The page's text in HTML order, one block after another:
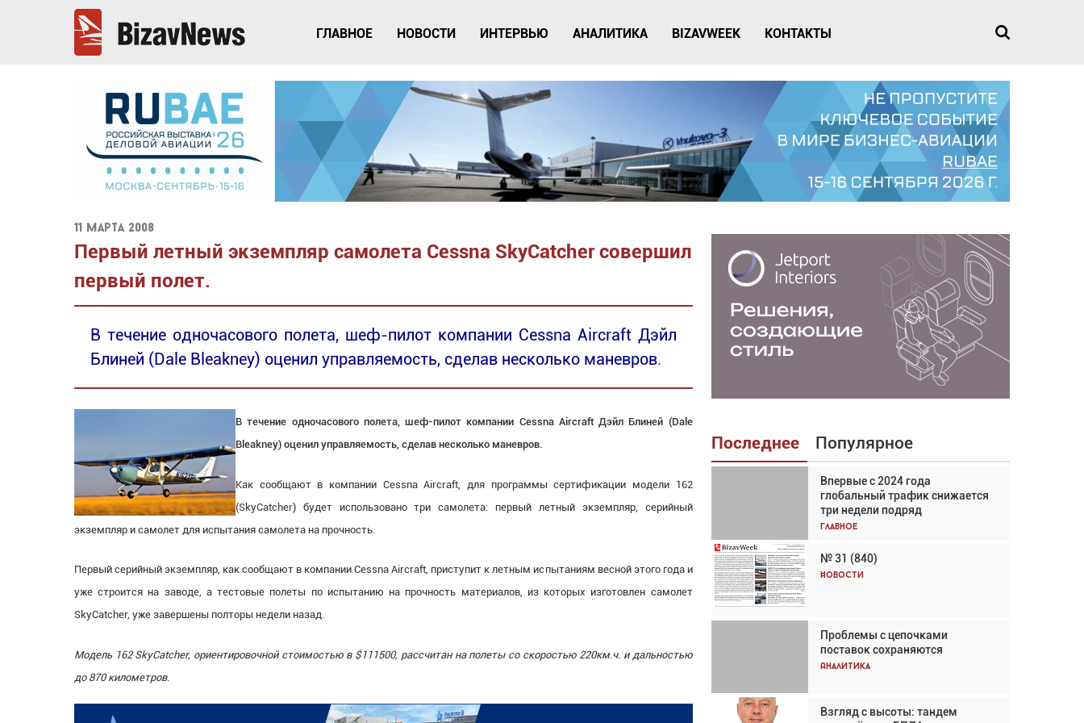
ГЛАВНОЕ НОВОСТИ ИНТЕРВЬЮ АНАЛИТИКА BIZAVWEEK КОНТАКТЫ
11 марта 2008
Первый летный экземпляр самолета Cessna SkyCatcher совершил
первый полет.
В течение одночасового полета, шеф-пилот компании Cessna Aircraft Дэйл
Блиней (Dale Bleakney) оценил управляемость, сделав несколько маневров.
В течение одночасового полета, шеф-пилот компании Cessna Aircraft Дэйл Блиней (Dale
Bleakney) оценил управляемость, сделав несколько маневров.
Как сообщают в компании Cessna Aircraft, для программы сертификации модели 162
(SkyCatcher) будет использовано три самолета: первый летный экземпляр, серийный
экземпляр и самолет для испытания самолета на прочность.
Первый серийный экземпляр, как сообщают в компании Cessna Aircraft, приступит к летным ис пытаниям весной этого года и
уже строится на заводе, а тестовые полеты по испытанию на прочность материалов, из которых изготовлен самолет
SkyCatcher, уже завершены полторы недели назад.
Модель 162SkyCatcher, ориентировочной стоимостью в $111500, рассчитан на полеты со скоростью 220км.ч. и дальностью
до 870 километров.
Последнее Популярное
Впервые с 2024 года
глобальный трафик снижается
три недели подряд
Главное
№ 31 (840)
Новости
Проблемы с цепочками
поставок сохраняются
Аналитика
Взгляд с высоты: тандем
Взгляд с высоты: тандем
вертолётов и БПЛА в
спасательных операциях
Главное
Авиационный фотограф Дэйв
Кох: «Фотография говорит сама
Впервые с 2024 года
глобальный трафик снижается
три недели подряд
Частный самолёт – это актив.